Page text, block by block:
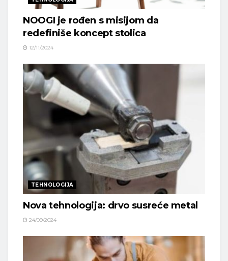
NOOGI je rođen s misijom da
redefiniše koncept stolica
12/11/2024
TEHNOLOGIJA
Nova tehnologija: drvo susreće metal
24/09/2024